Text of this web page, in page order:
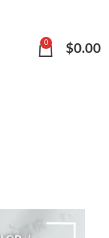
0 $0.00